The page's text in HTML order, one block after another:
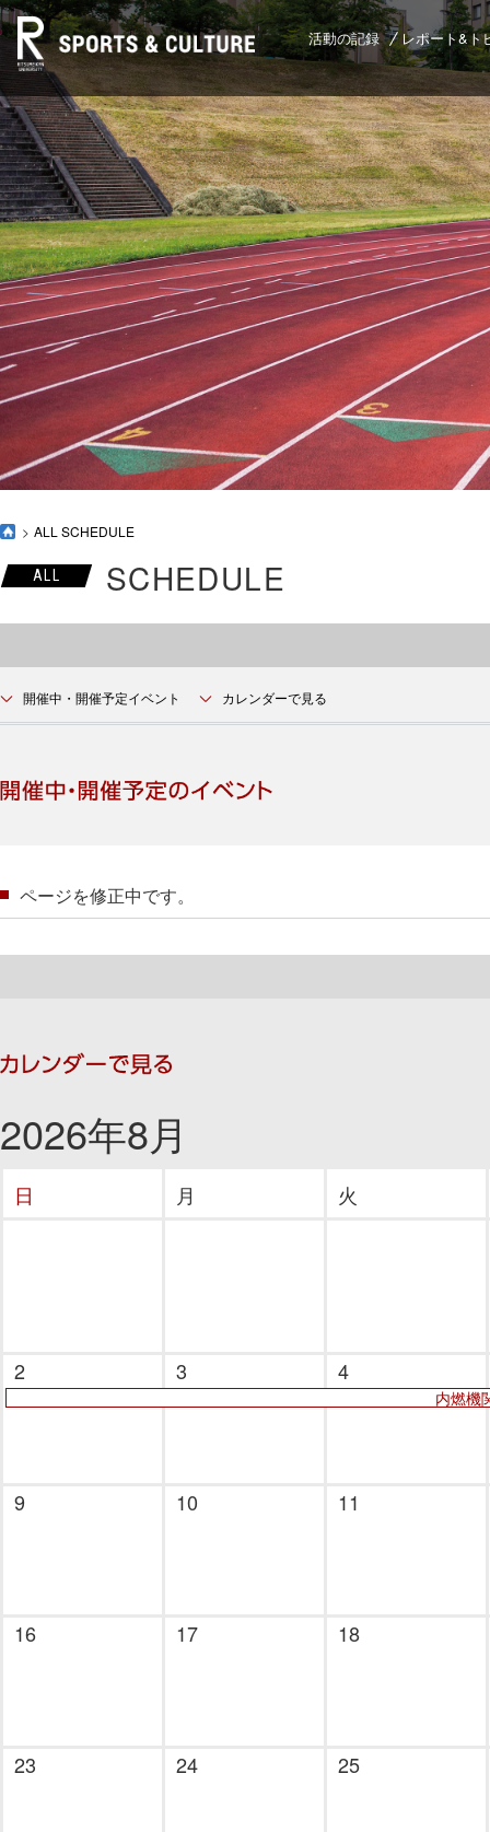
活動の記録 レポート&ト
ALL SCHEDULE
ALL SCHEDULE
開催中・開催予定イベント カレンダーで見る
ページを修正中です。
2026年8月
内燃機
日 月 火
2 3 4
9 10 11
16 17 18
23 24 25